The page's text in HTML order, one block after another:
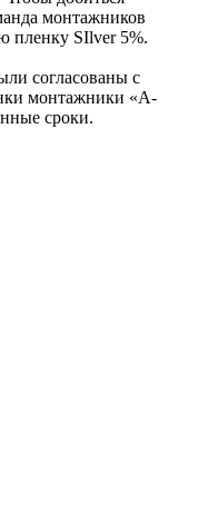
монтажников
пленку SIlver 5%.
согласованы с
монтажники «А-
сроки.